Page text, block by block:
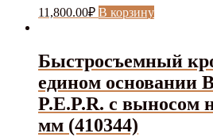
11,800.00₽ В корзину
Быстросъемный
едином основании
P.E.P.R. с выносом
мм (410344)